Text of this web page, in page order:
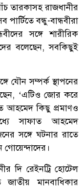
তারকাসহ রাজধানীর
বন্ধু-বান্ধবীরা
সঙ্গে শারীরিক
বলেছেন, সবকিছুই
যৌন সম্পর্ক স্থাপনের
‘এটিও জোর করে
আহমেদ কিছু প্রমাণও
সাফাত আহমেদ
সঙ্গে ঘটনার রাতে
দি রেইনট্রি হোটেল
মানবাধিকার